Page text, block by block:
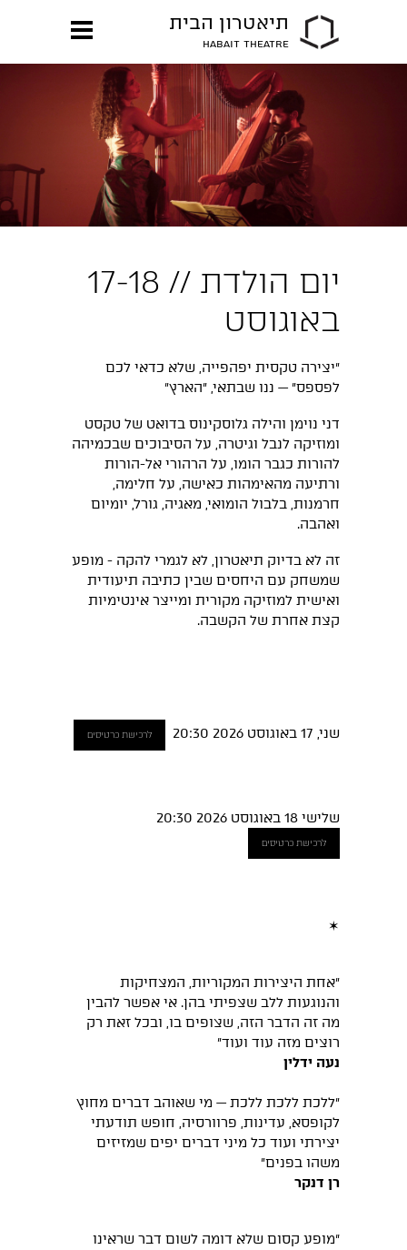
תיאטרון הבית
HABAIT THEATRE
יום הולדת // 17-18
באוגוסט
״יצירה טקסית יפהפייה, שלא כדאי לכם
לפספס״ — ננו שבתאי, ״הארץ״
דני נוימן והילה גלוסקינוס בדואט של טקסט
ומוזיקה לנבל וגיטרה, על הסיבוכים שבכמיהה
להורות כגבר הומו, על הרהורי אל-הורות
ורתיעה מהאימהות כאישה, על חלימה,
חרמנות, בלבול הומואי, מאגיה, גורל, יומיום
ואהבה.
זה לא בדיוק תיאטרון, לא לגמרי להקה - מופע
שמשחק עם היחסים שבין כתיבה תיעודית
ואישית למוזיקה מקורית ומייצר אינטימיות
קצת אחרת של הקשבה.
שני, 17 באוגוסט 2026 20:30 לרכישת כרטיסים
שלישי 18 באוגוסט 2026 20:30
לרכישת כרטיסים
✶
״אחת היצירות המקוריות, המצחיקות
והנוגעות ללב שצפיתי בהן. אי אפשר להבין
מה זה הדבר הזה, שצופים בו, ובכל זאת רק
רוצים מזה עוד ועוד״
נעה ידלין
״ללכת ללכת ללכת — מי שאוהב דברים מחוץ
לקופסא, עדינות, פרוורסיה, חופש תודעתי
יצירתי ועוד כל מיני דברים יפים שמזיזים
משהו בפנים״
רן דנקר
"מופע קסום שלא דומה לשום דבר שראינו